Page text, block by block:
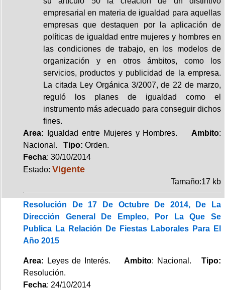
empresarial en materia de igualdad para aquellas
empresas que destaquen por la aplicación de
políticas de igualdad entre mujeres y hombres en
las condiciones de trabajo, en los modelos de
organización y en otros ámbitos, como los
servicios, productos y publicidad de la empresa.
La citada Ley Orgánica 3/2007, de 22 de marzo,
reguló los planes de igualdad como el
instrumento más adecuado para conseguir dichos
fines.
Area: Igualdad entre Mujeres y Hombres. Ambito:
Nacional. Tipo: Orden.
Fecha: 30/10/2014
Estado: Vigente
Tamaño:17 kb
Resolución De 17 De Octubre De 2014, De La
Dirección General De Empleo, Por La Que Se
Publica La Relación De Fiestas Laborales Para El
Año 2015
Area: Leyes de Interés.Ambito: Nacional.Tipo:
Resolución.
Fecha: 24/10/2014